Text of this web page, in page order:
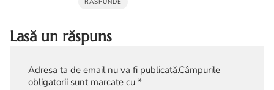
RĂSPUNDE
Lasă un răspuns
Adresa ta de email nu va fi publicată.Câmpurile
obligatorii sunt marcate cu *